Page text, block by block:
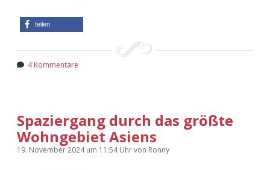
teilen
4 Kommentare
Spaziergang durch das größte
Wohngebiet Asiens
19. November 2024um 11:54 Uhrvon Ronny